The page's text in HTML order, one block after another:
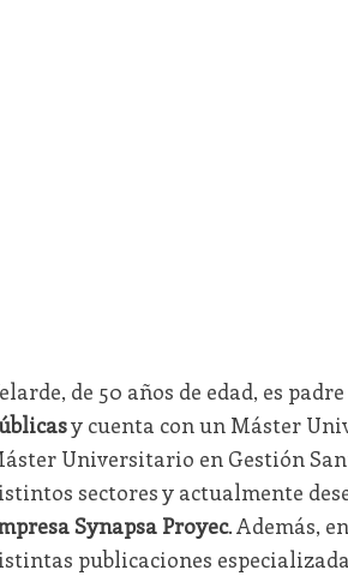
de 50 años de edad, es
y cuenta con un Máster
Universitario en Gestión
sectores y actualmente
Synapsa Proyec. Además,
publicaciones